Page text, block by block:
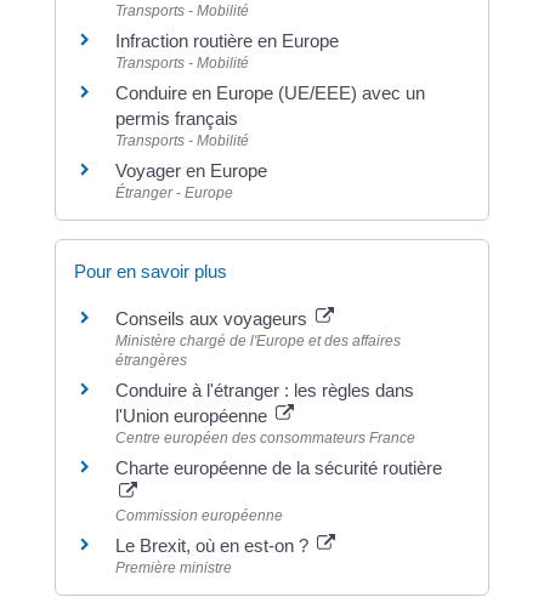
Transports - Mobilité
Infraction routière en Europe
Transports - Mobilité
Conduire en Europe (UE/EEE) avec un
permis français
Transports - Mobilité
Voyager en Europe
Étranger - Europe
Pour en savoir plus
Conseils aux voyageurs
Ministère chargé de l'Europe et des affaires
étrangères
Conduire à l'étranger : les règles dans
l'Union européenne
Centre européen des consommateurs France
Charte européenne de la sécurité routière
Commission européenne
Le Brexit, où en est-on ?
Première ministre